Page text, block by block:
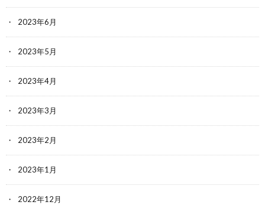
2023年6月
2023年5月
2023年4月
2023年3月
2023年2月
2023年1月
2022年12月